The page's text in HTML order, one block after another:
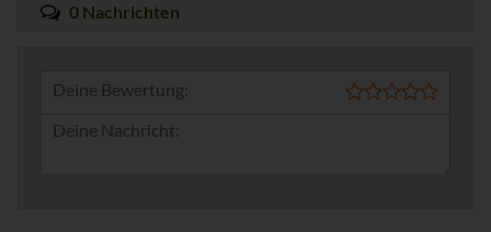
0 Nachrichten
Deine Bewertung: